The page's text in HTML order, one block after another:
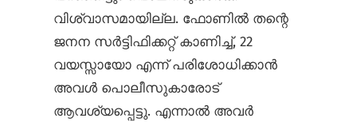
വിശ്വാസമായില്ല. ഫോണിൽ തന്റെ
ജനന സർട്ടിഫിക്കറ്റ് കാണിച്ച്, 22
വയസ്സായോ എന്ന് പരിശോധിക്കാൻ
അവൾ പൊലീസുകാരോട്
ആവശ്യപ്പെട്ടു. എന്നാൽ അവർ